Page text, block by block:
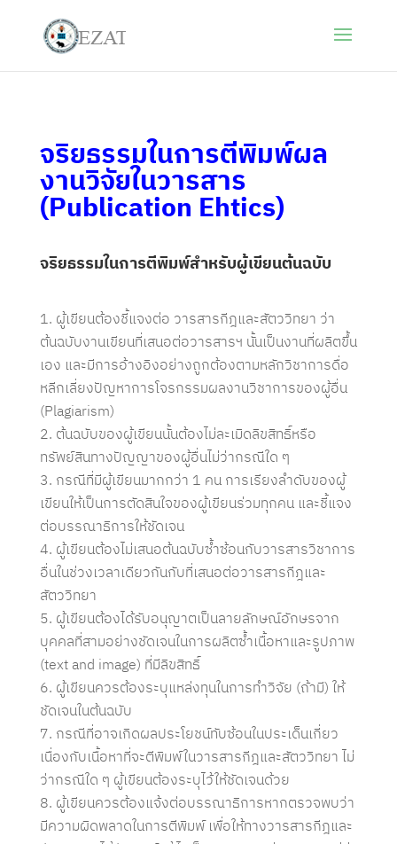
จริยธรรมในการตีพิมพ์ผล
งานวิจัยในวารสาร
(Publication Ehtics)
จริยธรรมในการตีพิมพ์สำหรับผู้เขียนต้นฉบับ
ผู้เขียนต้องชี้แจงต่อ วารสารกีฎและสัตววิทยา ว่า
ต้นฉบับงานเขียนที่เสนอต่อวารสารฯ นั้นเป็นงานที่ผลิตขึ้น
เอง และมีการอ้างอิงอย่างถูกต้องตามหลักวิชาการดื่อ
หลีกเลี่ยงปัญหาการโจรกรรมผลงานวิชาการของผู้อื่น
(Plagiarism)
ต้นฉบับของผู้เขียนนั้นต้องไม่ละเมิดลิขสิทธิ์หรือ
ทรัพย์สินทางปัญญาของผู้อื่นไม่ว่ากรณีใด ๆ
กรณีที่มีผู้เขียนมากกว่า 1 คน การเรียงลำดับของผู้
เขียนให้เป็นการตัดสินใจของผู้เขียนร่วมทุกคน และชี้แจง
ต่อบรรณาธิการให้ชัดเจน
ผู้เขียนต้องไม่เสนอต้นฉบับซ้ำซ้อนกับวารสารวิชาการ
อื่นในช่วงเวลาเดียวกันกับที่เสนอต่อวารสารกีฎและ
สัตววิทยา
ผู้เขียนต้องได้รับอนุญาตเป็นลายลักษณ์อักษรจาก
บุคคลที่สามอย่างชัดเจนในการผลิตซ้ำเนื้อหาและรูปภาพ
(text and image) ที่มีลิขสิทธิ์
ผู้เขียนควรต้องระบุแหล่งทุนในการทำวิจัย (ถ้ามี) ให้
ชัดเจนในต้นฉบับ
กรณีที่อาจเกิดผลประโยชน์ทับซ้อนในประเด็นเกี่ยว
เนื่องกับเนื้อหาที่จะตีพิมพ์ในวารสารกีฎและสัตววิทยา ไม่
ว่ากรณีใด ๆ ผู้เขียนต้องระบุไว้ให้ชัดเจนด้วย
ผู้เขียนควรต้องแจ้งต่อบรรณาธิการหากตรวจพบว่า
มีความผิดพลาดในการตีพิมพ์ เพื่อให้ทางวารสารกีฎและ